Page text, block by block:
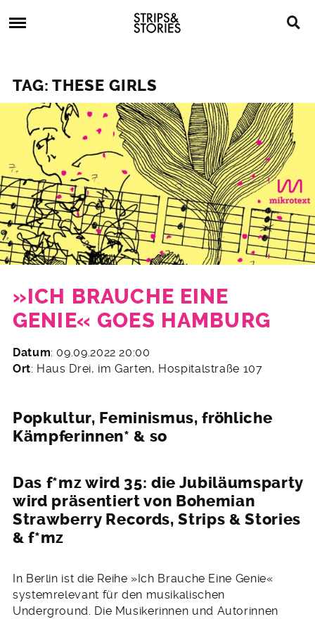
to
Strips
&
Stories
Comics,
Bücher
TAG: THESE GIRLS
»ICH BRAUCHE EINE
GENIE« GOES HAMBURG
3.
August
Datum: 09.09.2022 20:00
Ort: Haus Drei, im Garten, Hospitalstraße 107
Popkultur, Feminismus, fröhliche
Kämpferinnen* & so
Das f*mz wird 35: die Jubiläumsparty
wird präsentiert von Bohemian
Strawberry Records, Strips & Stories
& f*mz
In Berlin ist die Reihe »Ich Brauche Eine Genie«
systemrelevant für den musikalischen
Underground. Die Musikerinnen und Autorinnen